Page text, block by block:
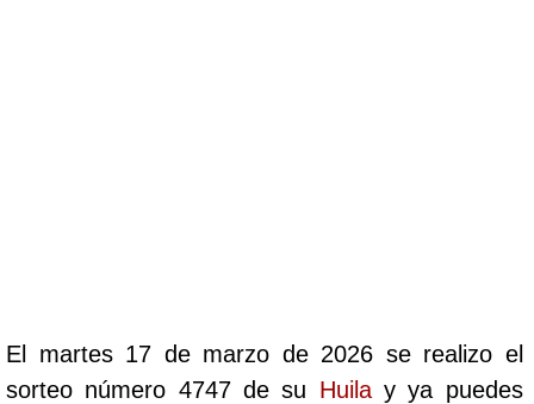
Cafeterito Noche
El martes 17 de marzo de 2026 se realizo el
sorteo número 4747 de su Huilay ya puedes